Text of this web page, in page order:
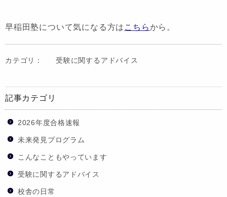
早稲田塾について気になる方は こちらから。
カテゴリ： 受験に関するアドバイス
記事カテゴリ
2026年度合格速報
未来発見プログラム
こんなこともやっています
受験に関するアドバイス
校舎の日常